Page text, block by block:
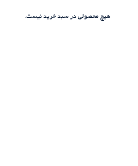
هیچ محصولی در سبد خرید نیست.